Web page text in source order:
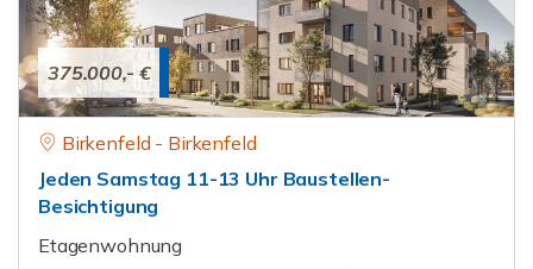
375.000,- €
Birkenfeld - Birkenfeld
Jeden Samstag 11-13 Uhr Baustellen-
Besichtigung
Etagenwohnung